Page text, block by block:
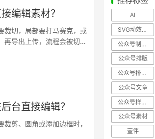
编辑素材？
裁切，局部要打马赛克，或
导出上传，流程会被切得
台直接编辑？
剪、圆角或添加边框时，
AI
SVG动效样式
公众号制作、微信编辑器
公众号排版
公众号排版，微信编辑器
公众号文章
公众号样式，微信公众号排版
公众号素材
壹伴